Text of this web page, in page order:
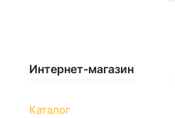
Интернет-магазин
Каталог